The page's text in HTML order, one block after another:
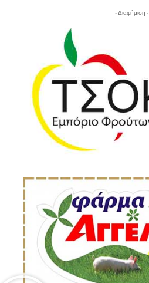
- Διαφήμιση -